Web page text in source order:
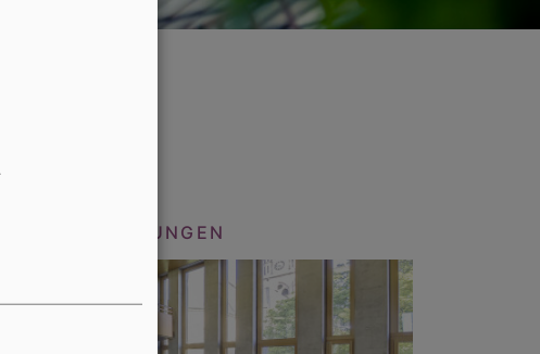
VERANSTALTUNGEN